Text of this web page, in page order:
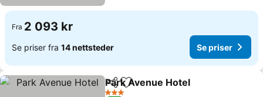
Fra 2 093 kr
Se priser fra 14 nettsteder Se priser
Del Legg til i favoritter
Park Avenue Hotel